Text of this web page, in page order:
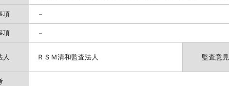
項 －
項 －
人 ＲＳＭ清和監査法人 監査意見